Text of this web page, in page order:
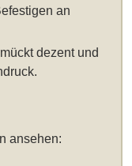
an
dezent und
ansehen: